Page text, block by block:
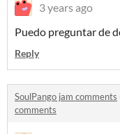
3 years ago
Puedo preguntar de
Reply
SoulPango jam comments
comments